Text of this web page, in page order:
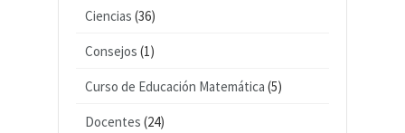
Ciencias (36)
Consejos (1)
Curso de Educación Matemática (5)
Docentes (24)